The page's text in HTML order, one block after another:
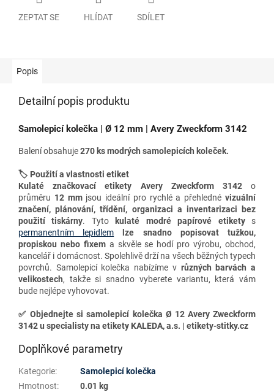
ZEPTAT SE HLÍDAT SDÍLET
Popis
Detailní popis produktu
Samolepicí kolečka | Ø 12 mm | Avery Zweckform 3142
Balení obsahuje270 ks modrých samolepicích koleček.
🏷️ Použití a vlastnosti etiket
Kulaté značkovací etikety Avery Zweckform 3142o
průměru 12 mmjsou ideální pro rychlé a přehledné vizuální
značení, plánování, třídění, organizaci a inventarizaci
bez
použití tiskárny. Tyto kulaté modré papírové etikety s
permanentním lepidlem
lze snadno popisovat tužkou,
propiskou nebo fixem a skvěle se hodí pro výrobu, obchod,
kancelář i domácnost. Spolehlivě drží na všech běžných typech
povrchů. Samolepicí kolečka nabízíme v různých barvách a
velikostech, takže si snadno vyberete variantu, která vám
bude nejlépe vyhovovat.
✅Objednejte si samolepicí kolečka Ø 12 Avery Zweckform
3142 u specialisty na etikety KALEDA, a.s. | etikety-stitky.cz
Doplňkové parametry
Kategorie:
Samolepicí kolečka
Hmotnost:
0.01 kg